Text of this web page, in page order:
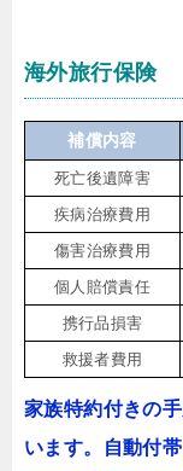
海外旅行保険
補償内容
死亡後遺障害
疾病治療費用
傷害治療費用
個人賠償責任
携行品損害
救援者費用
家族特約付きの
います。自動付